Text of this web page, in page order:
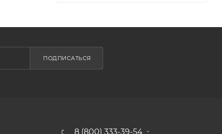
ПОДПИСАТЬСЯ
8 (800) 333-39-54